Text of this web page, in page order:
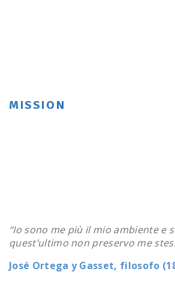
MISSION
“Io sono me più il mio ambiente e
quest’ultimo non preservo me
José Ortega y Gasset, filosofo